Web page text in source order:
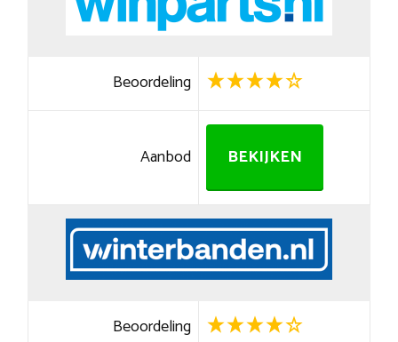
Beoordeling
Aanbod BEKIJKEN
Beoordeling